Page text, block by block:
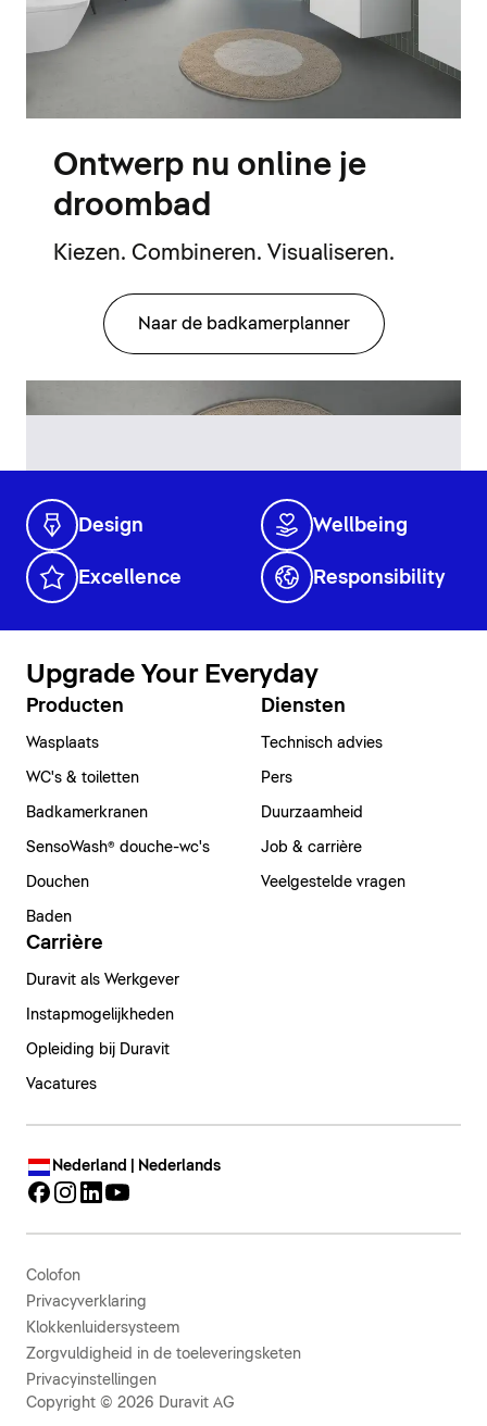
Ontwerp nu online je
droombad
Kiezen. Combineren. Visualiseren.
Naar de badkamerplanner
Design Wellbeing
Excellence Responsibility
Upgrade Your Everyday
Producten
Wasplaats
WC's & toiletten
Badkamerkranen
SensoWash® douche-wc's
Douchen
Baden
Diensten
Technisch advies
Pers
Duurzaamheid
Job & carrière
Veelgestelde vragen
Carrière
Duravit als Werkgever
Instapmogelijkheden
Opleiding bij Duravit
Vacatures
Nederland | Nederlands
Colofon
Privacyverklaring
Klokkenluidersysteem
Zorgvuldigheid in de toeleveringsketen
Privacyinstellingen
Copyright © 2026 Duravit AG